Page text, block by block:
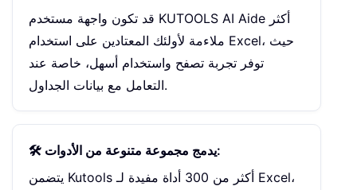
قد تكون واجهة مستخدم KUTOOLS AI Aide أكثر
ملاءمة لأولئك المعتادين على استخدام Excel، حيث
توفر تجربة تصفح واستخدام أسهل، خاصة عند
التعامل مع بيانات الجداول.
🛠️ يدمج مجموعة متنوعة من الأدوات:
يتضمن Kutools أكثر من 300 أداة مفيدة لـ Excel،